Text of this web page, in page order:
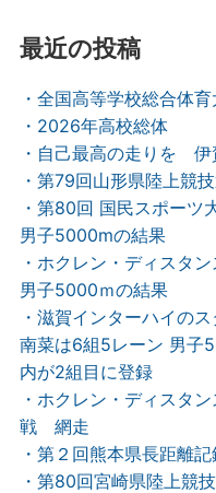
最近の投稿
・全国高等学校総合体
・2026年高校総体
・自己最高の走りを
・第79回山形県陸上
・第80回 国民スポー
男子5000mの結果
・ホクレン・ディスタ
男子5000ｍの結果
・滋賀インターハイの
南菜は6組5レーン 男子
内が2組目に登録
・ホクレン・ディスタ
戦 網走
・第２回熊本県長距離
・第80回宮崎県陸上